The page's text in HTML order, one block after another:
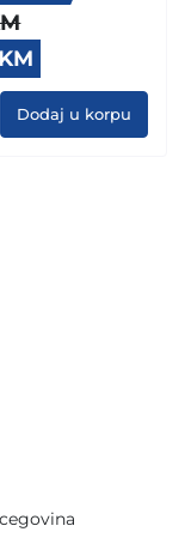
KM
price
is:
2.299,00 KM.
Dodaj u korpu